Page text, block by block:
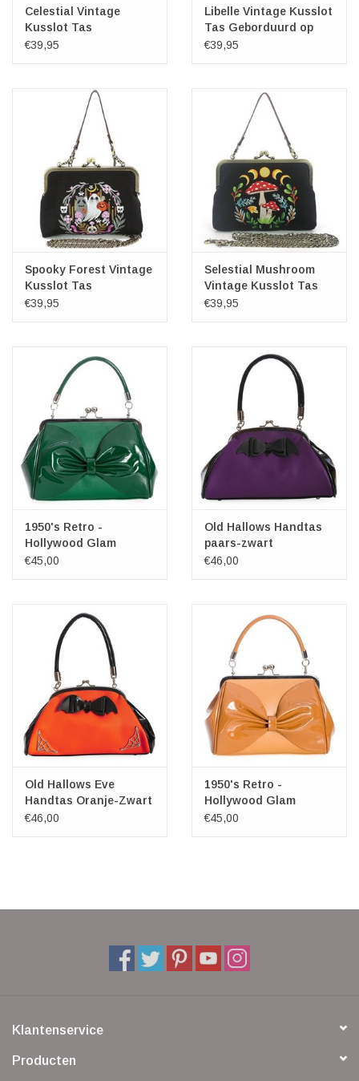
Celestial Vintage
Kusslot Tas
Geborduurd op canvas
€39,95
Libelle Vintage Kusslot
Tas Geborduurd op
canvas
€39,95
Spooky Forest Vintage
Kusslot Tas
Geborduurd op canvas
€39,95
Selestial Mushroom
Vintage Kusslot Tas
Geborduurd op canvas
€39,95
1950's Retro -
Hollywood Glam
Handtas (groen)
€45,00
Old Hallows Handtas
paars-zwart
€46,00
Old Hallows Eve
Handtas Oranje-Zwart
€46,00
1950's Retro -
Hollywood Glam
Handtas (tan)
€45,00
Klantenservice
Producten